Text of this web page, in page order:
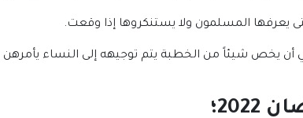
يعرفها المسلمون ولا يستنكروها إذا وقعت.
أن يخص شيئاً من الخطبة يتم توجيهه إلى النساء يأمرهن